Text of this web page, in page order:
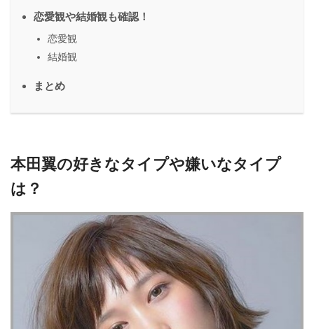
恋愛観や結婚観も確認！
恋愛観
結婚観
まとめ
本田翼の好きなタイプや嫌いなタイプ
は？